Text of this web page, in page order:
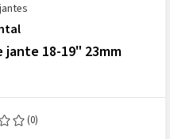
jante 18-19" 23mm
(0)